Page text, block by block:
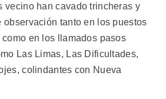
vecino han cavado trincheras y
observación tanto en los puestos
en los llamados pasos
Las Limas, Las Dificultades,
colindantes con Nueva